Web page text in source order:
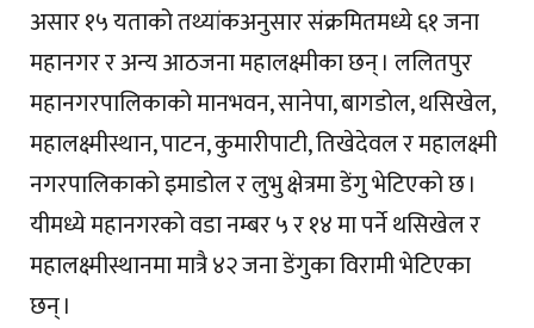
असार १५ यताको तथ्यांकअनुसार संक्रमितमध्ये ६१ जना
महानगर र अन्य आठजना महालक्ष्मीका छन् । ललितपुर
महानगरपालिकाको मानभवन, सानेपा, बागडोल, थसिखेल,
महालक्ष्मीस्थान, पाटन, कुमारीपाटी, तिखेदेवल र महालक्ष्मी
नगरपालिकाको इमाडोल र लुभु क्षेत्रमा डेंगु भेटिएको छ ।
यीमध्ये महानगरको वडा नम्बर ५ र १४ मा पर्ने थसिखेल र
महालक्ष्मीस्थानमा मात्रै ४२ जना डेंगुका विरामी भेटिएका
छन् ।